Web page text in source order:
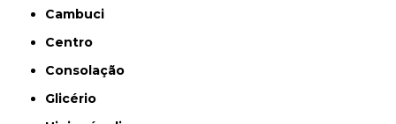
Cambuci
Centro
Consolação
Glicério